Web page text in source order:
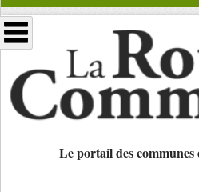
Le portail des